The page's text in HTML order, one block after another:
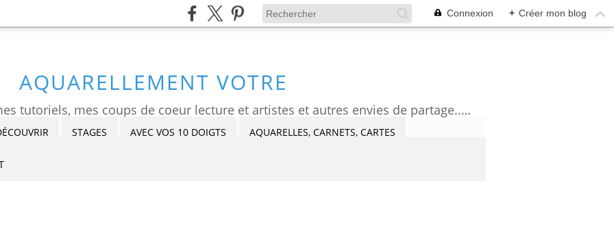
Connexion + Créer mon blog
AQUARELLEMENT VOTRE
découvrez mes aquarelles, mes tutoriels, mes coups de coeur lecture et artistes et autres envies de partage....Céline Castaingt-T.
STAGES AVEC VOS 10 DOIGTS AQUARELLES, CARNETS, CARTES